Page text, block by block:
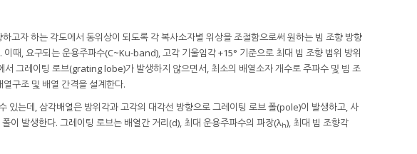
고자 하는 각도에서 동위상이 되도록 각 복사소자별 위상을 조절함으로써 원하는 빔 조향 방향
때, 요구되는 운용주파수(C~Ku-band), 고각 기울임각 +15° 기준으로 최대 빔 조향 범위 방위
서 그레이팅 로브(grating lobe)가 발생하지 않으면서, 최소의 배열소자 개수로 주파수 및 빔 조
구조 및 배열 간격을 설계한다.
있는데, 삼각배열은 방위각과 고각의 대각선 방향으로 그레이팅 로브 폴(pole)이 발생하고, 사
이 발생한다. 그레이팅 로브는 배열간 거리(d), 최대 운용주파수의 파장(λh), 최대 빔 조향각